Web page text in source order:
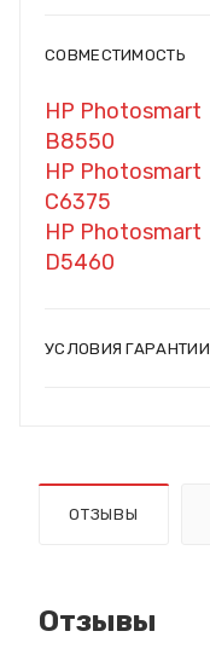
СОВМЕСТИМОСТЬ
HP Photosmart
B8550
HP Photosmart
C6375
HP Photosmart
D5460
УСЛОВИЯ ГАРАНТИИ
ОТЗЫВЫ
Отзывы